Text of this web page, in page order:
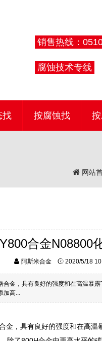
销售热线：
腐蚀技术专线
找 按腐蚀找
网站
合金N08800
阿斯米合金 2020/5/18
合金，具有良好的强度和在高温暴
加高...
金，具有良好的强度和在高温